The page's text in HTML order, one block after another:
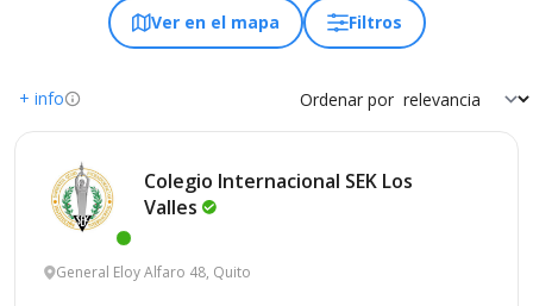
Ver en el mapa Filtros
+ info Ordenar por
Colegio Internacional SEK Los
Valles
General Eloy Alfaro 48, Quito